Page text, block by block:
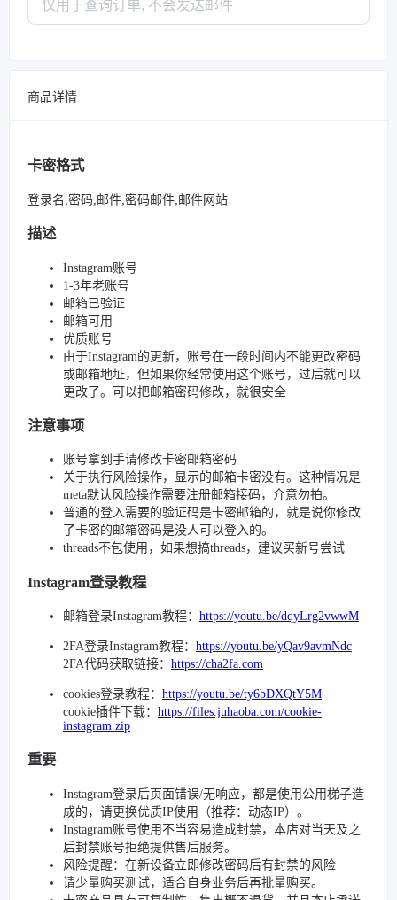
商品详情
卡密格式
登录名;密码;邮件;密码邮件;邮件网站
描述
Instagram账号
1-3年老账号
邮箱已验证
邮箱可用
优质账号
由于Instagram的更新，账号在一段时间内不能更改密码
或邮箱地址，但如果你经常使用这个账号，过后就可以
更改了。可以把邮箱密码修改，就很安全
注意事项
账号拿到手请修改卡密邮箱密码
关于执行风险操作，显示的邮箱卡密没有。这种情况是
meta默认风险操作需要注册邮箱接码，介意勿拍。
普通的登入需要的验证码是卡密邮箱的，就是说你修改
了卡密的邮箱密码是没人可以登入的。
threads不包使用，如果想搞threads，建议买新号尝试
Instagram登录教程
邮箱登录Instagram教程： https://youtu.be/dqyLrg2vwwM
2FA登录Instagram教程： https://youtu.be/yQav9avmNdc
2FA代码获取链接： https://cha2fa.com
cookies登录教程： https://youtu.be/ty6bDXQtY5M
cookie插件下载： https://files.juhaoba.com/cookie-
instagram.zip
重要
Instagram登录后页面错误/无响应，都是使用公用梯子造
成的，请更换优质IP使用（推荐：动态IP）。
Instagram账号使用不当容易造成封禁，本店对当天及之
后封禁账号拒绝提供售后服务。
风险提醒：在新设备立即修改密码后有封禁的风险
请少量购买测试，适合自身业务后再批量购买。